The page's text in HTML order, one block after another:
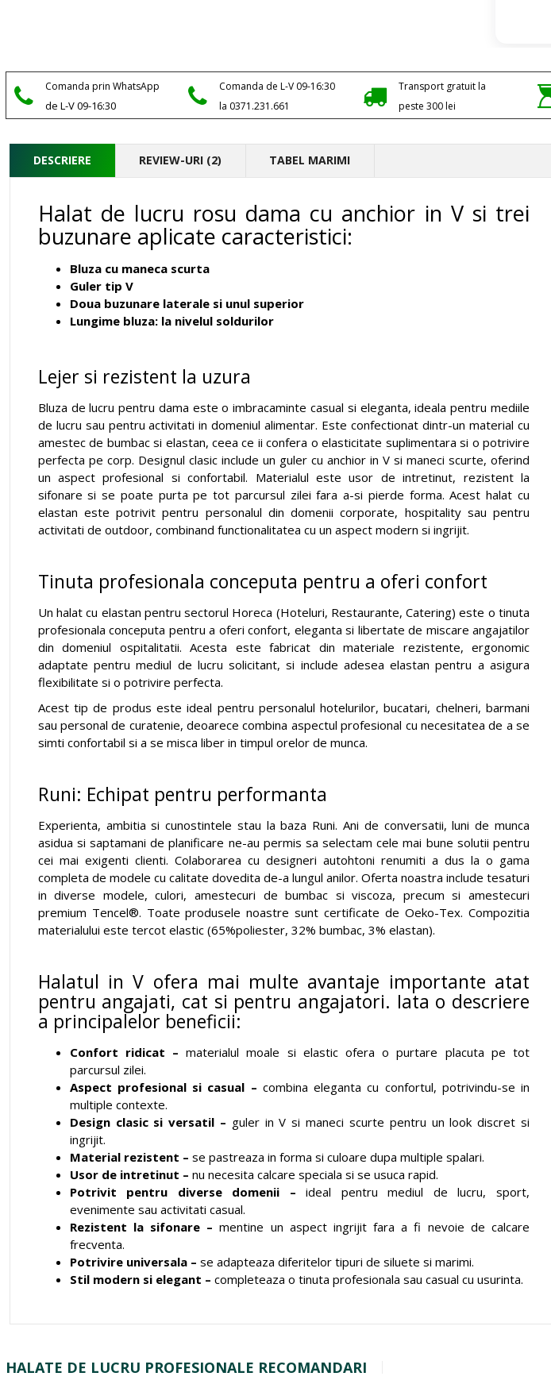
Comanda prin WhatsApp
de L-V 09-16:30
Comanda de L-V 09-16:30
la 0371.231.661
Transport gratuit la
peste 300 lei
DESCRIERE REVIEW-URI (2) TABEL MARIMI
Halat de lucru rosu dama cu anchior in V si trei
buzunare aplicate caracteristici:
Bluza cu maneca scurta
Guler tip V
Doua buzunare laterale si unul superior
Lungime bluza: la nivelul soldurilor
Lejer si rezistent la uzura
Bluza de lucru pentru dama este o imbracaminte casual si eleganta, ideala pentru mediile
de lucru sau pentru activitati in domeniul alimentar. Este confectionat dintr-un material cu
amestec de bumbac si elastan, ceea ce ii confera o elasticitate suplimentara si o potrivire
perfecta pe corp. Designul clasic include un guler cu anchior in V si maneci scurte, oferind
un aspect profesional si confortabil. Materialul este usor de intretinut, rezistent la
sifonare si se poate purta pe tot parcursul zilei fara a-si pierde forma. Acest halat cu
elastan este potrivit pentru personalul din domenii corporate, hospitality sau pentru
activitati de outdoor, combinand functionalitatea cu un aspect modern si ingrijit.
Tinuta profesionala conceputa pentru a oferi confort
Un halat cu elastan pentru sectorul Horeca (Hoteluri, Restaurante, Catering) este o tinuta
profesionala conceputa pentru a oferi confort, eleganta si libertate de miscare angajatilor
din domeniul ospitalitatii. Acesta este fabricat din materiale rezistente, ergonomic
adaptate pentru mediul de lucru solicitant, si include adesea elastan pentru a asigura
flexibilitate si o potrivire perfecta.
Acest tip de produs este ideal pentru personalul hotelurilor, bucatari, chelneri, barmani
sau personal de curatenie, deoarece combina aspectul profesional cu necesitatea de a se
simti confortabil si a se misca liber in timpul orelor de munca.
Runi: Echipat pentru performanta
Experienta, ambitia si cunostintele stau la baza Runi. Ani de conversatii, luni de munca
asidua si saptamani de planificare ne-au permis sa selectam cele mai bune solutii pentru
cei mai exigenti clienti. Colaborarea cu designeri autohtoni renumiti a dus la o gama
completa de modele cu calitate dovedita de-a lungul anilor. Oferta noastra include tesaturi
in diverse modele, culori, amestecuri de bumbac si viscoza, precum si amestecuri
premium Tencel®. Toate produsele noastre sunt certificate de Oeko-Tex. Compozitia
materialului este tercot elastic (65%poliester, 32% bumbac, 3% elastan).
Halatul in V ofera mai multe avantaje importante atat
pentru angajati, cat si pentru angajatori. Iata o descriere
a principalelor beneficii:
Confort ridicat –materialul moale si elastic ofera o purtare placuta pe tot
parcursul zilei.
Aspect profesional si casual – combina eleganta cu confortul, potrivindu-se in
multiple contexte.
Design clasic si versatil – guler in V si maneci scurte pentru un look discret si
ingrijit.
Material rezistent – se pastreaza in forma si culoare dupa multiple spalari.
Usor de intretinut – nu necesita calcare speciala si se usuca rapid.
Potrivit pentru diverse domenii – ideal pentru mediul de lucru, sport,
evenimente sau activitati casual.
Rezistent la sifonare –mentine un aspect ingrijit fara a fi nevoie de calcare
frecventa.
Potrivire universala – se adapteaza diferitelor tipuri de siluete si marimi.
Stil modern si elegant – completeaza o tinuta profesionala sau casual cu usurinta.
HALATE DE LUCRU PROFESIONALE RECOMANDARI